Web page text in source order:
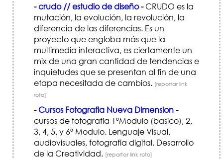
-crudo // estudio de diseño-CRUDO es la
mutación, la evolución, la revolución, la
diferencia de las diferencias. Es un
proyecto que engloba más que la
multimedia interactiva, es ciertamente un
mix de una gran cantidad de tendencias e
inquietudes que se presentan al fin de una
etapa necesitada de cambios. [reportar link
roto]
-Cursos Fotografia Nueva Dimension-
cursos de fotografia 1ºModulo (basico), 2,
3, 4, 5, y 6º Modulo. Lenguaje Visual,
audiovisuales, fotografia digital. Desarrollo
de la Creatividad. [reportar link roto]